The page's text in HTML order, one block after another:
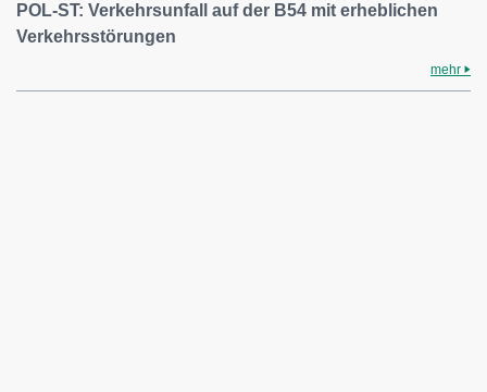
POL-ST: Verkehrsunfall auf der B54 mit erheblichen
Verkehrsstörungen
mehr